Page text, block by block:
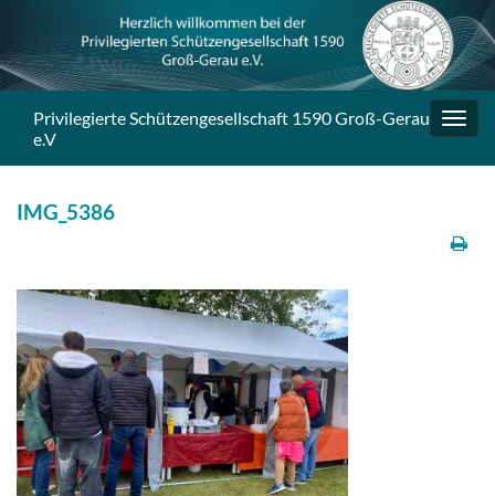
Privilegierte Schützengesellschaft 1590 Groß-Gerau
e.V
IMG_5386